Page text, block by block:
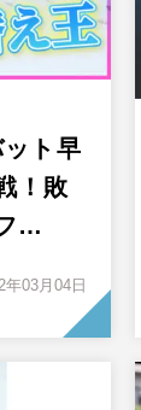
ト早
！敗
…
年03月04日